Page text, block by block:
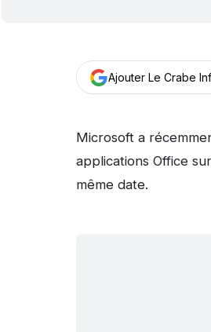
Ajouter Le Crabe
Microsoft a
applications Office
même date.